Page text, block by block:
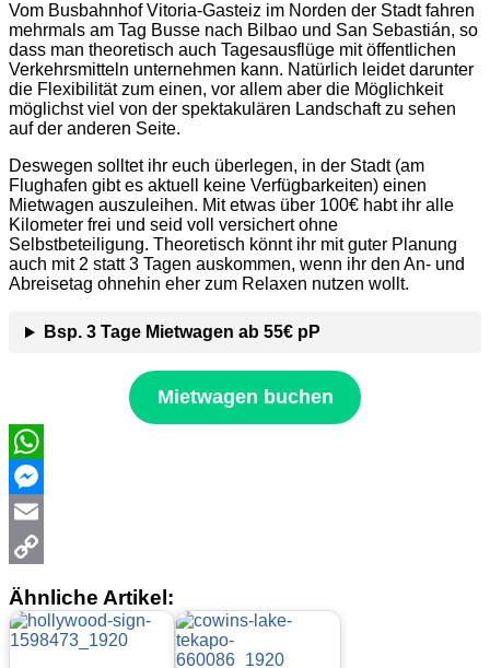
Vom Busbahnhof Vitoria-Gasteiz im Norden der Stadt fahren
mehrmals am Tag Busse nach Bilbao und San Sebastián, so
dass man theoretisch auch Tagesausflüge mit öffentlichen
Verkehrsmitteln unternehmen kann. Natürlich leidet darunter
die Flexibilität zum einen, vor allem aber die Möglichkeit
möglichst viel von der spektakulären Landschaft zu sehen
auf der anderen Seite.
Deswegen solltet ihr euch überlegen, in der Stadt (am
Flughafen gibt es aktuell keine Verfügbarkeiten) einen
Mietwagen auszuleihen. Mit etwas über 100€ habt ihr alle
Kilometer frei und seid voll versichert ohne
Selbstbeteiligung. Theoretisch könnt ihr mit guter Planung
auch mit 2 statt 3 Tagen auskommen, wenn ihr den An- und
Abreisetag ohnehin eher zum Relaxen nutzen wollt.
Bsp. 3 Tage Mietwagen ab 55€ pP
Mietwagen buchen
WhatsApp
Messenger
Email
Link
Ähnliche Artikel: